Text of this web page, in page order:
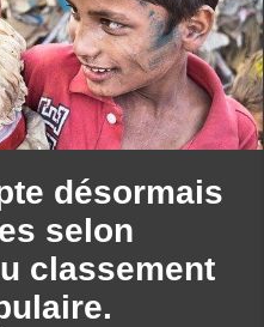
désormais
selon
classement